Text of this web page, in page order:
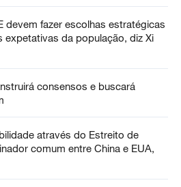
devem fazer escolhas estratégicas
expetativas da população, diz Xi
consensos e buscará
através do Estreito de
comum entre China e EUA,